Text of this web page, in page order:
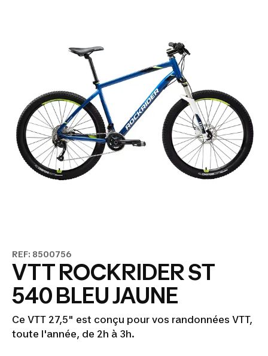
REF: 8500756
VTT ROCKRIDER ST
540 BLEU JAUNE
Ce VTT 27,5" est conçu pour vos randonnées VTT,
toute l'année, de 2h à 3h.